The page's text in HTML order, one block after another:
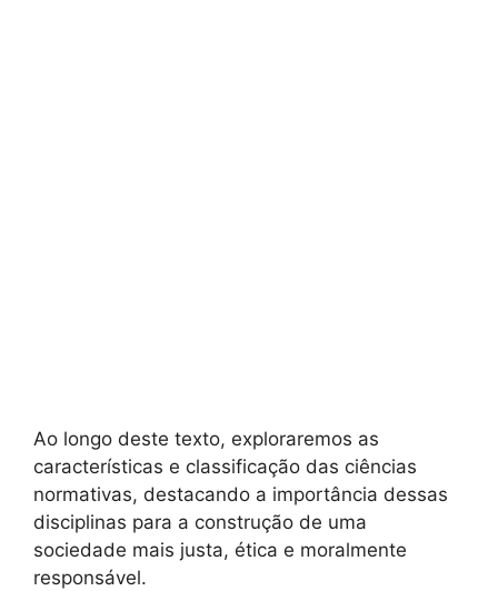
Ao longo deste texto, exploraremos as
características e classificação das ciências
normativas, destacando a importância dessas
disciplinas para a construção de uma
sociedade mais justa, ética e moralmente
responsável.